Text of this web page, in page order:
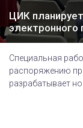
ЦИК
электронного
Специальная
распоряжению
разрабатывает